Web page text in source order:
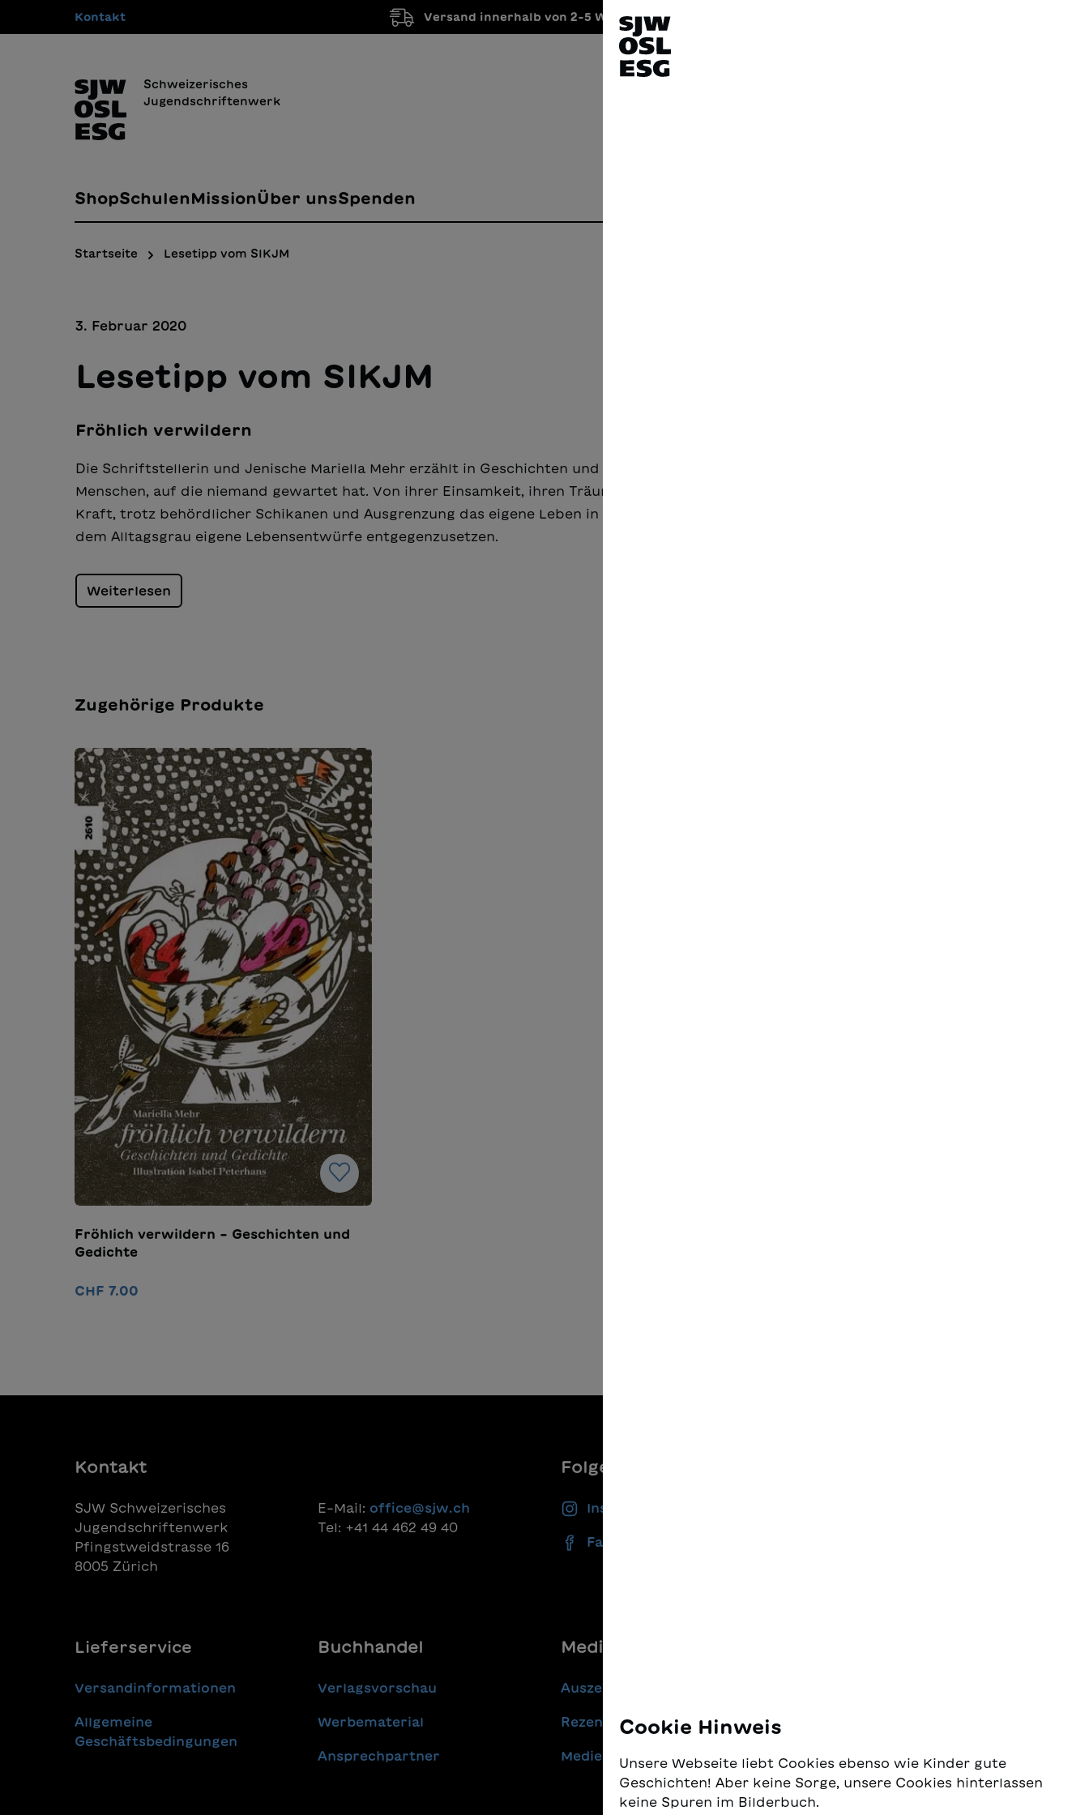
Zur Hauptnavigation springen
Kontakt Versand innerhalb von 2-5 Werktagen
Schweizerisches
Jugendschriftenwerk
ShopSchulen MissionÜber unsSpenden
Startseite Lesetipp vom SIKJM
3. Februar 2020
Lesetipp vom SIKJM
Fröhlich verwildern
Die Schriftstellerin und Jenische Mariella Mehr erzählt in Geschichten und Gedichten von
Menschen, auf die niemand gewartet hat. Von ihrer Einsamkeit, ihren Träumen, aber auch ihrer
Kraft, trotz behördlicher Schikanen und Ausgrenzung das eigene Leben in die Hand zu nehmen und
dem Alltagsgrau eigene Lebensentwürfe entgegenzusetzen.
Weiterlesen
Produktgalerie überspringen
Zugehörige Produkte
Fröhlich verwildern – Geschichten und
Gedichte
CHF 7.00
Kontakt
SJW Schweizerisches
Jugendschriftenwerk
Pfingstweidstrasse 16
8005 Zürich
E-Mail: office@sjw.ch
Tel: +41 44 462 49 40
Folgen Sie uns
Instagram
Facebook
Lieferservice
Versandinformationen
Allgemeine
Geschäftsbedingungen
Buchhandel
Verlagsvorschau
Werbematerial
Ansprechpartner
Media
Auszeichnungen
Rezensionen
Medienmitteilungen
Cookie Hinweis
Unsere Webseite liebt Cookies ebenso wie Kinder gute
Geschichten! Aber keine Sorge, unsere Cookies hinterlassen
keine Spuren im Bilderbuch.